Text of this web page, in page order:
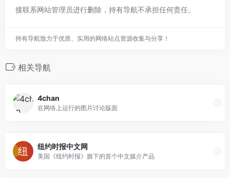
接联系网站管理员进行删除，持有导航不承担任何责任。
持有导航致力于优质、实用的网络站点资源收集与分享！
相关导航
4chan
在网络上运行的图片讨论版面
纽约时报中文网
美国《纽约时报》旗下的首个中文媒介产品